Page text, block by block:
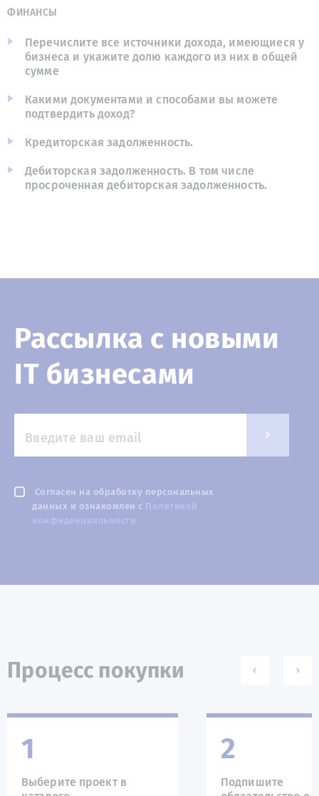
ФИНАНСЫ
Перечислите все источники дохода, имеющиеся у
бизнеса и укажите долю каждого из них в общей
сумме
Какими документами и способами вы можете
подтвердить доход?
Кредиторская задолженность.
Дебиторская задолженность. В том числе
просроченная дебиторская задолженность.
Рассылка с новыми
IT бизнесами
Согласен на обработку персональных
данных и ознакомлен с Политикой
конфиденциальности
Процесс покупки
1
Выберите проект в
2
Подпишите